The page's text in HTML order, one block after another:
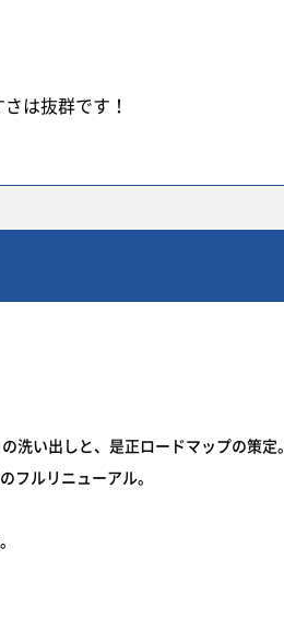
は抜群です！
洗い出しと、是正ロードマップの策定。
ルリニューアル。